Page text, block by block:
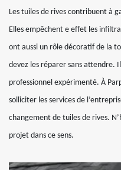
Les tuiles de rives contribuent à
Elles empêchent e effet les
ont aussi un rôle décoratif de la
devez les réparer sans attendre.
professionnel expérimenté. À
solliciter les services de
changement de tuiles de rives.
projet dans ce sens.